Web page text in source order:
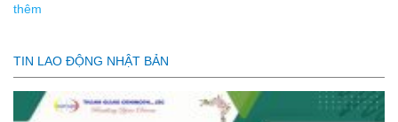
thêm
TIN LAO ĐỘNG NHẬT BẢN